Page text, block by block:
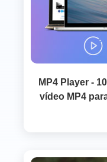
MP4 Player -
vídeo MP4